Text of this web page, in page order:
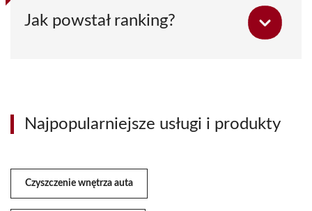
Jak powstał ranking?
Najpopularniejsze usługi i produkty
Czyszczenie wnętrza auta